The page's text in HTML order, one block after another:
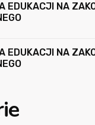
EDUKACJI NA
EDUKACJI NA